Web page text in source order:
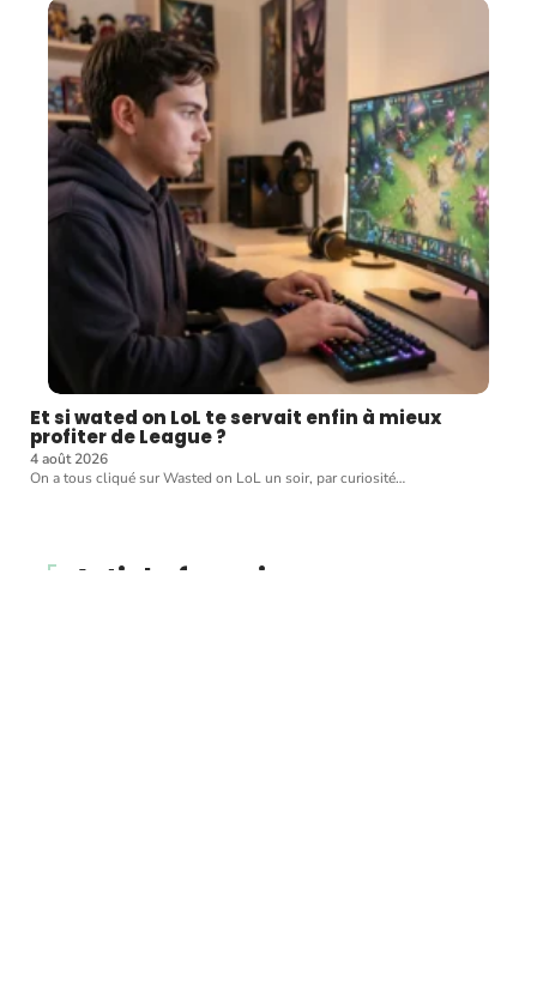
Et si wated on LoL te servait enfin à mieux
profiter de League ?
4 août 2026
On a tous cliqué sur Wasted on LoL un soir, par curiosité…
Article favori